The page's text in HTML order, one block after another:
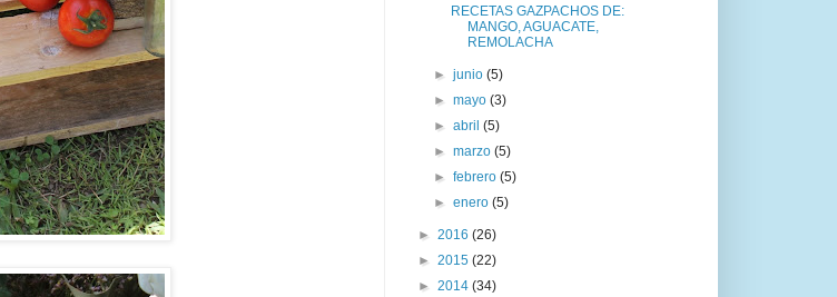
RECETAS GAZPACHOS DE:
MANGO, AGUACATE,
REMOLACHA
►junio(5)
►mayo(3)
►abril(5)
►marzo(5)
►febrero(5)
►enero(5)
► 2016 (26)
► 2015 (22)
► 2014 (34)